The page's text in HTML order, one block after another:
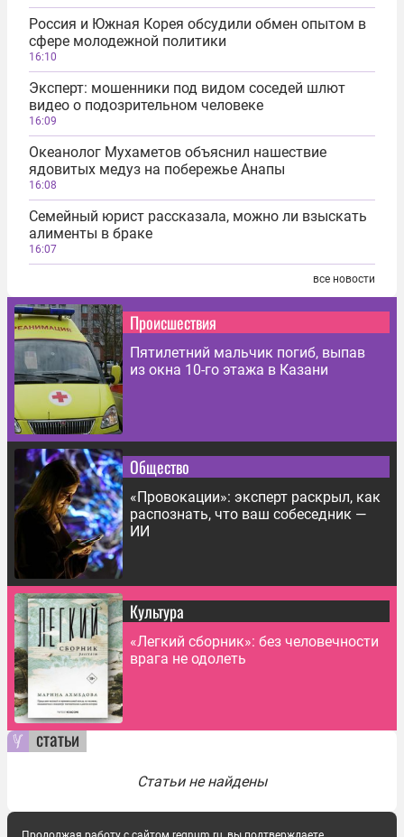
Россия и Южная Корея обсудили обмен опытом в
сфере молодежной политики
16:10
Эксперт: мошенники под видом соседей шлют
видео о подозрительном человеке
16:09
Океанолог Мухаметов объяснил нашествие
ядовитых медуз на побережье Анапы
16:08
Семейный юрист рассказала, можно ли взыскать
алименты в браке
16:07
все новости
Происшествия
Пятилетний мальчик погиб, выпав
из окна 10-го этажа в Казани
Общество
«Провокации»: эксперт раскрыл, как
распознать, что ваш собеседник —
ИИ
Культура
«Легкий сборник»: без человечности
врага не одолеть
Статьи не найдены
статьи